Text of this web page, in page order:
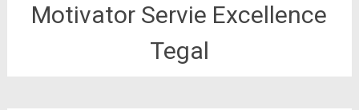
Motivator Servie Excellence
Tegal